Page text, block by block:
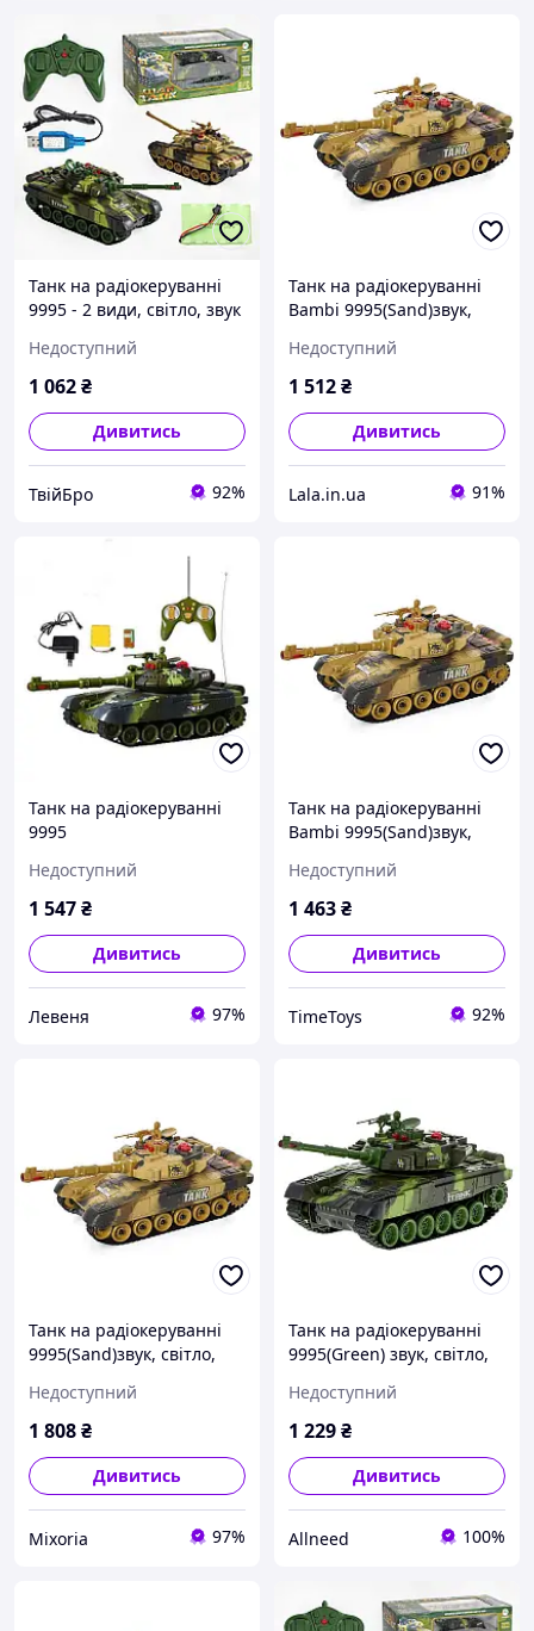
Танк на радіокеруванні
9995 - 2 види, світло, звук
Недоступний
1 062₴
Дивитись
ТвійБро 92%
Танк на радіокеруванні
Bambi 9995(Sand)звук,
Lala.in.ua
Недоступний
1 512₴
Дивитись
Lala.in.ua 91%
Танк на радіокеруванні
9995
Недоступний
1 547₴
Дивитись
Левеня 97%
Танк на радіокеруванні
Bambi 9995(Sand)звук,
Time Toys
Недоступний
1 463₴
Дивитись
TimeToys 92%
Танк на радіокеруванні
9995(Sand)звук, світло,
Недоступний
1 808₴
Дивитись
Mixoria 97%
Танк на радіокеруванні
9995(Green) звук, світло,
Недоступний
1 229₴
Дивитись
Allneed 100%